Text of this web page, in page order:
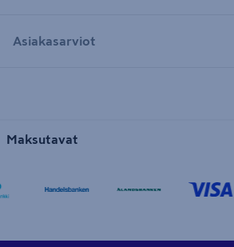
Asiakasarviot
Maksutavat